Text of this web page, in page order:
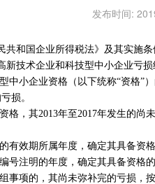
发布时间:
和国企业所得税法》及其实施
新技术企业和科技型中小企业亏
企业资格（以下统称“资格”
损。
，其2013年至2017年发生的尚
效期所属年度，确定其具备资格
注明的年度，确定其具备资格的
的，其尚未弥补完的亏损，